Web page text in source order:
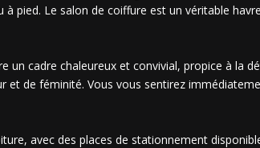
pied. Le salon de coiffure est un véritable
un cadre chaleureux et convivial, propice à la
et de féminité. Vous vous sentirez
avec des places de stationnement